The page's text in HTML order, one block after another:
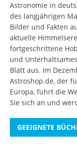
Astronomie in
des langjährigen
Bilder und Fakten
aktuelle
fortgeschrittene
und
Blatt aus. Im
Astroshop.de, der
Europa, führt die
Sie sich an und
GEEIGNETE